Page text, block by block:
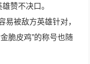
赞不决口。
易被敌方英雄针对，
脆皮鸡”的称号也随